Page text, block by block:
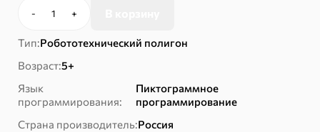
-
Количество
Цифровой
робототехнический
для
обучения
программированию
+
Тип:Робототехнический полигон
Возраст:5+
Язык
программирования:
Пиктограммное
программирование
Страна производитель:Россия